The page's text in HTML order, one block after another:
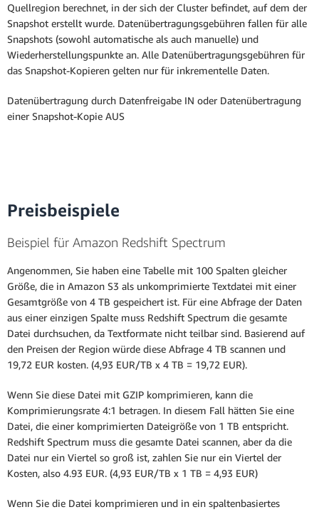
Quellregion berechnet, in der sich der Cluster befindet, auf dem der
Snapshot erstellt wurde. Datenübertragungsgebühren fallen für alle
Snapshots (sowohl automatische als auch manuelle) und
Wiederherstellungspunkte an. Alle Datenübertragungsgebühren für
das Snapshot-Kopieren gelten nur für inkrementelle Daten.
Datenübertragung durch Datenfreigabe IN oder Datenübertragung
einer Snapshot-Kopie AUS
Preisbeispiele
Beispiel für Amazon Redshift Spectrum
Angenommen, Sie haben eine Tabelle mit 100 Spalten gleicher
Größe, die in Amazon S3 als unkomprimierte Textdatei mit einer
Gesamtgröße von 4 TB gespeichert ist. Für eine Abfrage der Daten
aus einer einzigen Spalte muss Redshift Spectrum die gesamte
Datei durchsuchen, da Textformate nicht teilbar sind. Basierend auf
den Preisen der Region würde diese Abfrage 4 TB scannen und
19,72 EUR kosten. (4,93 EUR/TB x 4 TB = 19,72 EUR).
Wenn Sie diese Datei mit GZIP komprimieren, kann die
Komprimierungsrate 4:1 betragen. In diesem Fall hätten Sie eine
Datei, die einer komprimierten Dateigröße von 1 TB entspricht.
Redshift Spectrum muss die gesamte Datei scannen, aber da die
Datei nur ein Viertel so groß ist, zahlen Sie nur ein Viertel der
Kosten, also 4.93 EUR. (4,93 EUR/TB x 1 TB = 4,93 EUR)
Wenn Sie die Datei komprimieren und in ein spaltenbasiertes